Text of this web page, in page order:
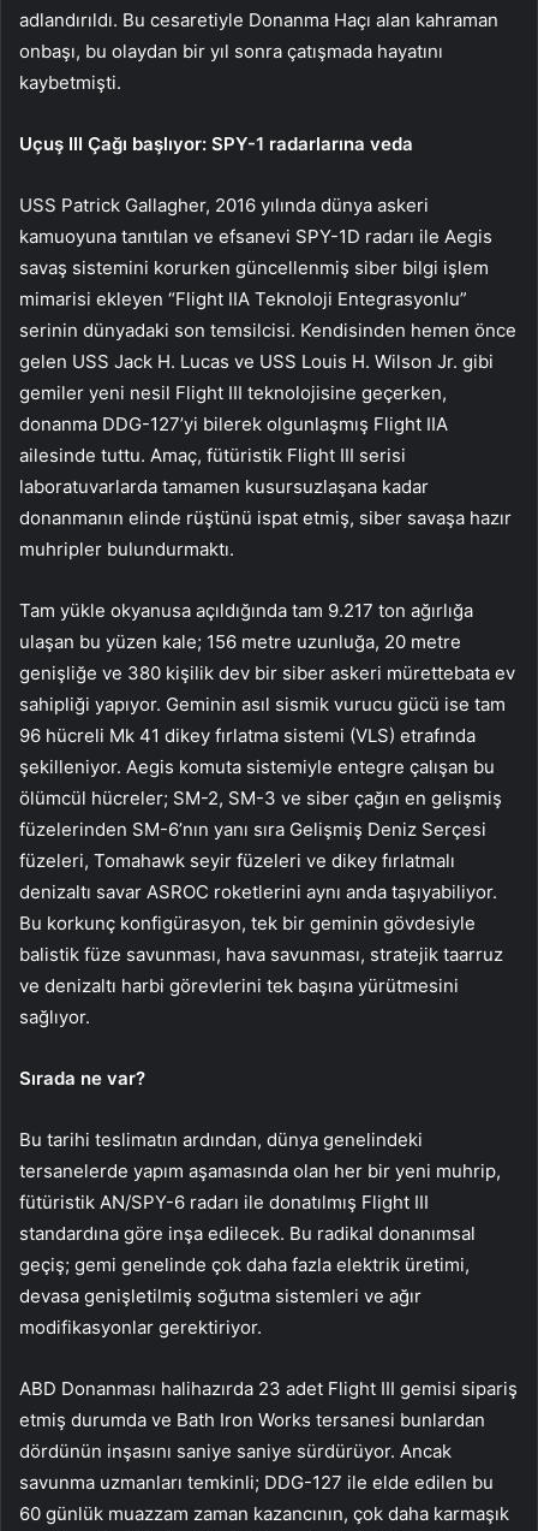
adlandırıldı. Bu cesaretiyle Donanma Haçı alan kahraman
onbaşı, bu olaydan bir yıl sonra çatışmada hayatını
kaybetmişti.
Uçuş III Çağı başlıyor: SPY-1 radarlarına veda
USS Patrick Gallagher, 2016 yılında dünya askeri
kamuoyuna tanıtılan ve efsanevi SPY-1D radarı ile Aegis
savaş sistemini korurken güncellenmiş siber bilgi işlem
mimarisi ekleyen “Flight IIA Teknoloji Entegrasyonlu”
serinin dünyadaki son temsilcisi. Kendisinden hemen önce
gelen USS Jack H. Lucas ve USS Louis H. Wilson Jr. gibi
gemiler yeni nesil Flight III teknolojisine geçerken,
donanma DDG-127’yi bilerek olgunlaşmış Flight IIA
ailesinde tuttu. Amaç, fütüristik Flight III serisi
laboratuvarlarda tamamen kusursuzlaşana kadar
donanmanın elinde rüştünü ispat etmiş, siber savaşa hazır
muhripler bulundurmaktı.
Tam yükle okyanusa açıldığında tam 9.217 ton ağırlığa
ulaşan bu yüzen kale; 156 metre uzunluğa, 20 metre
genişliğe ve 380 kişilik dev bir siber askeri mürettebata ev
sahipliği yapıyor. Geminin asıl sismik vurucu gücü ise tam
96 hücreli Mk 41 dikey fırlatma sistemi (VLS) etrafında
şekilleniyor. Aegis komuta sistemiyle entegre çalışan bu
ölümcül hücreler; SM-2, SM-3 ve siber çağın en gelişmiş
füzelerinden SM-6’nın yanı sıra Gelişmiş Deniz Serçesi
füzeleri, Tomahawk seyir füzeleri ve dikey fırlatmalı
denizaltı savar ASROC roketlerini aynı anda taşıyabiliyor.
Bu korkunç konfigürasyon, tek bir geminin gövdesiyle
balistik füze savunması, hava savunması, stratejik taarruz
ve denizaltı harbi görevlerini tek başına yürütmesini
sağlıyor.
Sırada ne var?
Bu tarihi teslimatın ardından, dünya genelindeki
tersanelerde yapım aşamasında olan her bir yeni muhrip,
fütüristik AN/SPY-6 radarı ile donatılmış Flight III
standardına göre inşa edilecek. Bu radikal donanımsal
geçiş; gemi genelinde çok daha fazla elektrik üretimi,
devasa genişletilmiş soğutma sistemleri ve ağır
modifikasyonlar gerektiriyor.
ABD Donanması halihazırda 23 adet Flight III gemisi sipariş
etmiş durumda ve Bath Iron Works tersanesi bunlardan
dördünün inşasını saniye saniye sürdürüyor. Ancak
savunma uzmanları temkinli; DDG-127 ile elde edilen bu
60 günlük muazzam zaman kazancının, çok daha karmaşık